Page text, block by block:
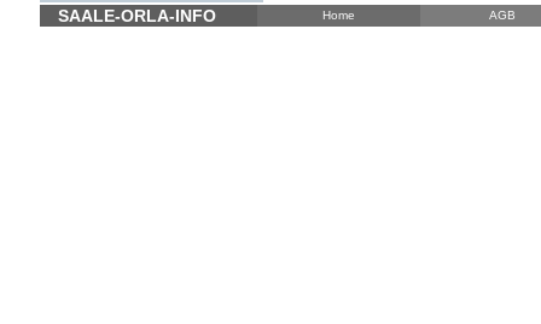
SAALE-ORLA-INFO Home AGB